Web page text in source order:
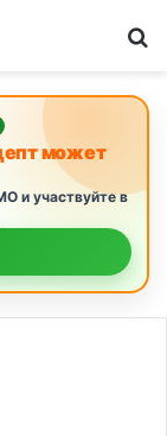
может
и участвуйте в